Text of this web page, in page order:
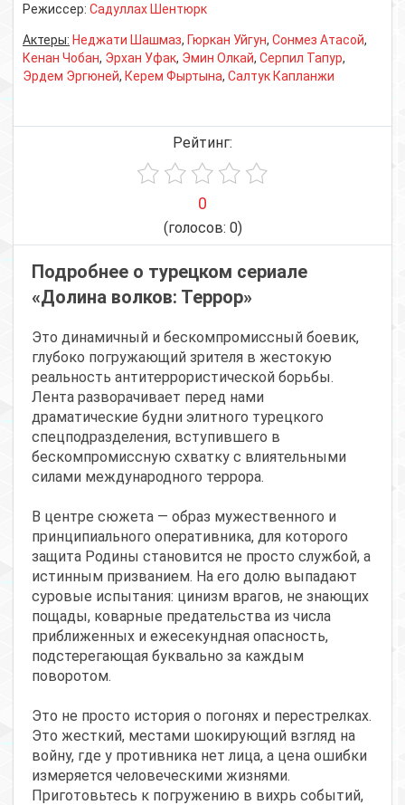
Режиссер: Садуллах Шентюрк
Актеры: Неджати Шашмаз, Гюркан Уйгун, Сонмез Атасой,
Кенан Чобан, Эрхан Уфак, Эмин Олкай, Серпил Тапур,
Эрдем Эргюней, Керем Фыртына, Салтук Капланжи
Рейтинг:
0
(голосов: 0)
Подробнее о турецком сериале
«Долина волков: Террор»
Это динамичный и бескомпромиссный боевик,
глубоко погружающий зрителя в жестокую
реальность антитеррористической борьбы.
Лента разворачивает перед нами
драматические будни элитного турецкого
спецподразделения, вступившего в
бескомпромиссную схватку с влиятельными
силами международного террора.
В центре сюжета — образ мужественного и
принципиального оперативника, для которого
защита Родины становится не просто службой, а
истинным призванием. На его долю выпадают
суровые испытания: цинизм врагов, не знающих
пощады, коварные предательства из числа
приближенных и ежесекундная опасность,
подстерегающая буквально за каждым
поворотом.
Это не просто история о погонях и перестрелках.
Это жесткий, местами шокирующий взгляд на
войну, где у противника нет лица, а цена ошибки
измеряется человеческими жизнями.
Приготовьтесь к погружению в вихрь событий,